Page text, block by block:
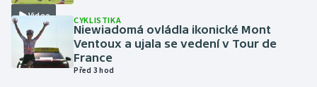
Moderní pětiboj
Motorsport
Video CYKLISTIKA
Niewiadomá ovládla ikonické Mont
Ventoux a ujala se vedení v Tour de
France
Před 3 hod